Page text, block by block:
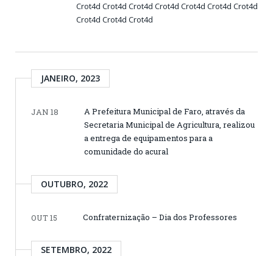
Crot4d Crot4d Crot4d Crot4d Crot4d Crot4d Crot4d
Crot4d Crot4d Crot4d
JANEIRO, 2023
JAN 18
A Prefeitura Municipal de Faro, através da
Secretaria Municipal de Agricultura, realizou
a entrega de equipamentos para a
comunidade do acural
OUTUBRO, 2022
OUT 15 Confraternização – Dia dos Professores
SETEMBRO, 2022